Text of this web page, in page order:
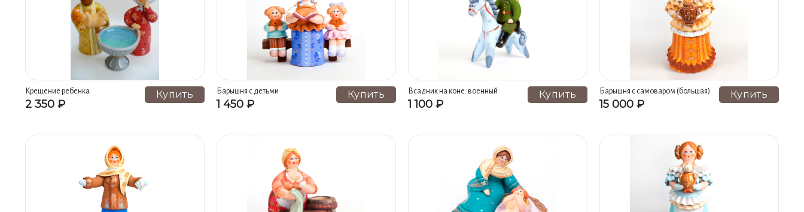
Крещение ребенка
2 350 ₽
Купить Барышня с детьми
1 450 ₽
Купить Всадник на коне: военный
1 100 ₽
Купить Барышня с самоваром (большая)
15 000 ₽
Купить